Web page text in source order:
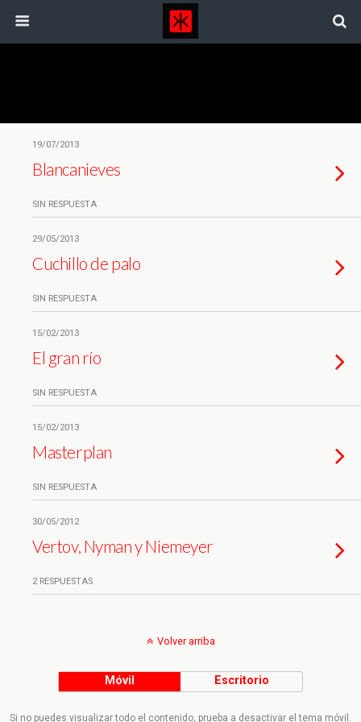
19/07/2013
Blancanieves
SIN RESPUESTA
29/05/2013
Cuchillo de palo
SIN RESPUESTA
15/02/2013
El gran río
SIN RESPUESTA
15/02/2013
Masterplan
SIN RESPUESTA
30/05/2012
Vertov, Nyman y Niemeyer
2 RESPUESTAS
Volver arriba
Móvil Escritorio
Si no puedes visualizar todo el contenido, prueba a desactivar el tema móvil.